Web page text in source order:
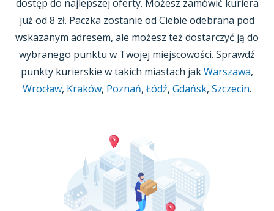
dostęp do najlepszej oferty. Możesz zamówić kuriera
już od 8 zł. Paczka zostanie od Ciebie odebrana pod
wskazanym adresem, ale możesz też dostarczyć ją do
wybranego punktu w Twojej miejscowości. Sprawdź
punkty kurierskie w takich miastach jakWarszawa,
Wrocław, Kraków, Poznań, Łódź, Gdańsk, Szczecin.